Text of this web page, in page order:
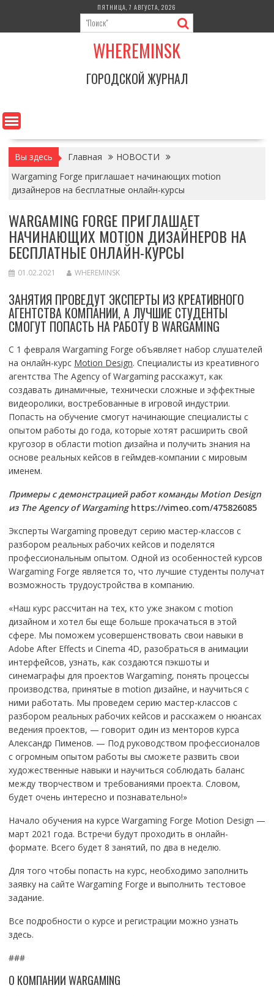
содержимому
ПЯТНИЦА, 7 АВГУСТА, 2026
WHEREMINSK
ГОРОДСКОЙ ЖУРНАЛ
Вы здесь Главная
НОВОСТИ
Wargaming Forge приглашает начинающих motion
дизайнеров на бесплатные онлайн-курсы
WARGAMING FORGE ПРИГЛАШАЕТ
НАЧИНАЮЩИХ MOTION ДИЗАЙНЕРОВ НА
БЕСПЛАТНЫЕ ОНЛАЙН-КУРСЫ
01.02.2021 WHEREMINSK
ЗАНЯТИЯ ПРОВЕДУТ ЭКСПЕРТЫ ИЗ КРЕАТИВНОГО
АГЕНТСТВА КОМПАНИИ, А ЛУЧШИЕ СТУДЕНТЫ
СМОГУТ ПОПАСТЬ НА РАБОТУ В WARGAMING
С 1 февраля Wargaming Forge объявляет набор слушателей
на онлайн-курс Motion Design. Специалисты из креативного
агентства The Agency of Wargaming расскажут, как
создавать динамичные, технически сложные и эффектные
видеоролики, востребованные в игровой индустрии.
Попасть на обучение смогут начинающие специалисты с
опытом работы до года, которые хотят расширить свой
кругозор в области motion дизайна и получить знания на
основе реальных кейсов в геймдев-компании с мировым
именем.
Примеры с демонстрацией работ команды Motion Design
из The Agency of Wargaming https://vimeo.com/475826085
Эксперты Wargaming проведут серию мастер-классов с
разбором реальных рабочих кейсов и поделятся
профессиональным опытом. Одной из особенностей курсов
Wargaming Forge является то, что лучшие студенты получат
возможность трудоустройства в компанию.
«Наш курс рассчитан на тех, кто уже знаком с motion
дизайном и хотел бы еще больше прокачаться в этой
сфере. Мы поможем усовершенствовать свои навыки в
Adobe After Effects и Cinema 4D, разобраться в анимации
интерфейсов, узнать, как создаются пэкшоты и
синемаграфы для проектов Wargaming, понять процессы
производства, принятые в motion дизайне, и научиться с
ними работать. Мы проведем серию мастер-классов с
разбором реальных рабочих кейсов и расскажем о нюансах
ведения проектов, — говорит один из менторов курса
Александр Пименов. — Под руководством профессионалов
с огромным опытом работы вы сможете развить свои
художественные навыки и научиться соблюдать баланс
между творчеством и требованиями проекта. Словом,
будет очень интересно и познавательно!»
Начало обучения на курсе Wargaming Forge Motion Design —
март 2021 года. Встречи будут проходить в онлайн-
формате. Всего будет 8 занятий, по два в неделю.
Для того чтобы попасть на курс, необходимо заполнить
заявку на сайте Wargaming Forge и выполнить тестовое
задание.
Все подробности о курсе и регистрации можно узнать
здесь.
###
О КОМПАНИИ WARGAMING